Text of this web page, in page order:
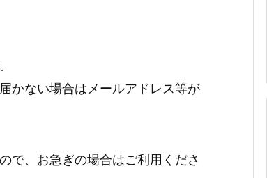
かない場合はメールアドレス等が
で、お急ぎの場合はご利用くださ